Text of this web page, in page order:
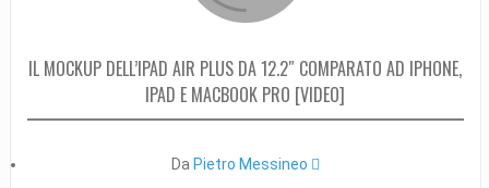
IL MOCKUP DELL’IPAD AIR PLUS DA 12.2″ COMPARATO AD IPHONE,
IPAD E MACBOOK PRO [VIDEO]
Da Pietro Messineo 